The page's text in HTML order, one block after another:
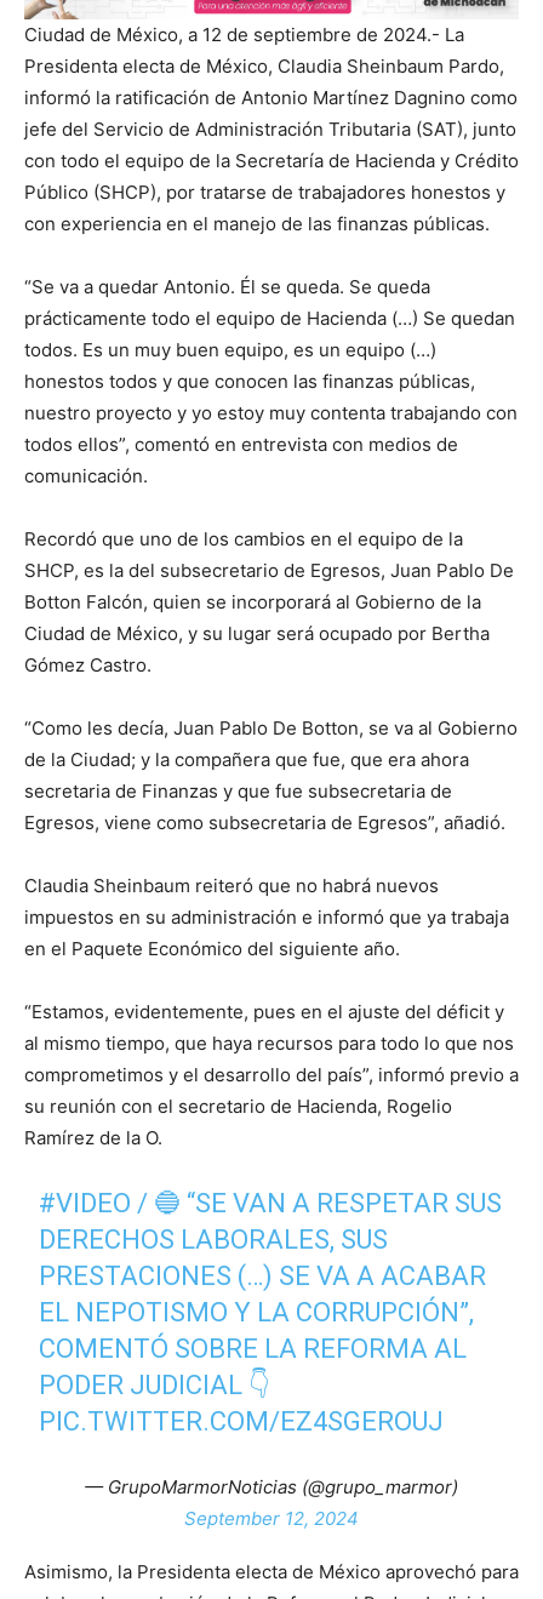
Ciudad de México, a 12 de septiembre de 2024.- La
Presidenta electa de México, Claudia Sheinbaum Pardo,
informó la ratificación de Antonio Martínez Dagnino como
jefe del Servicio de Administración Tributaria (SAT), junto
con todo el equipo de la Secretaría de Hacienda y Crédito
Público (SHCP), por tratarse de trabajadores honestos y
con experiencia en el manejo de las finanzas públicas.
“Se va a quedar Antonio. Él se queda. Se queda
prácticamente todo el equipo de Hacienda (…) Se quedan
todos. Es un muy buen equipo, es un equipo (…)
honestos todos y que conocen las finanzas públicas,
nuestro proyecto y yo estoy muy contenta trabajando con
todos ellos”, comentó en entrevista con medios de
comunicación.
Recordó que uno de los cambios en el equipo de la
SHCP, es la del subsecretario de Egresos, Juan Pablo De
Botton Falcón, quien se incorporará al Gobierno de la
Ciudad de México, y su lugar será ocupado por Bertha
Gómez Castro.
“Como les decía, Juan Pablo De Botton, se va al Gobierno
de la Ciudad; y la compañera que fue, que era ahora
secretaria de Finanzas y que fue subsecretaria de
Egresos, viene como subsecretaria de Egresos”, añadió.
Claudia Sheinbaum reiteró que no habrá nuevos
impuestos en su administración e informó que ya trabaja
en el Paquete Económico del siguiente año.
“Estamos, evidentemente, pues en el ajuste del déficit y
al mismo tiempo, que haya recursos para todo lo que nos
comprometimos y el desarrollo del país”, informó previo a
su reunión con el secretario de Hacienda, Rogelio
Ramírez de la O.
#VIDEO / 🔵 “SE VAN A RESPETAR SUS
DERECHOS LABORALES, SUS
PRESTACIONES (…) SE VA A ACABAR
EL NEPOTISMO Y LA CORRUPCIÓN”,
COMENTÓ SOBRE LA REFORMA AL
PODER JUDICIAL 👇
PIC.TWITTER.COM/EZ4SGEROUJ
— GrupoMarmorNoticias (@grupo_marmor)
September 12, 2024
Asimismo, la Presidenta electa de México aprovechó para